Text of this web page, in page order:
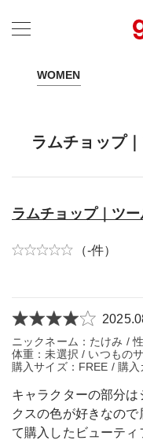
カテゴリーから探す
WOMEN
ラムチョップ
ラムチョップ｜ツ
（-件）
ニックネーム：たけみ /
体重：未選択 / いつものサ
購入サイズ：FREE / 購
キャラクターの部分
クスの色が好きなの
て購入したビューテ